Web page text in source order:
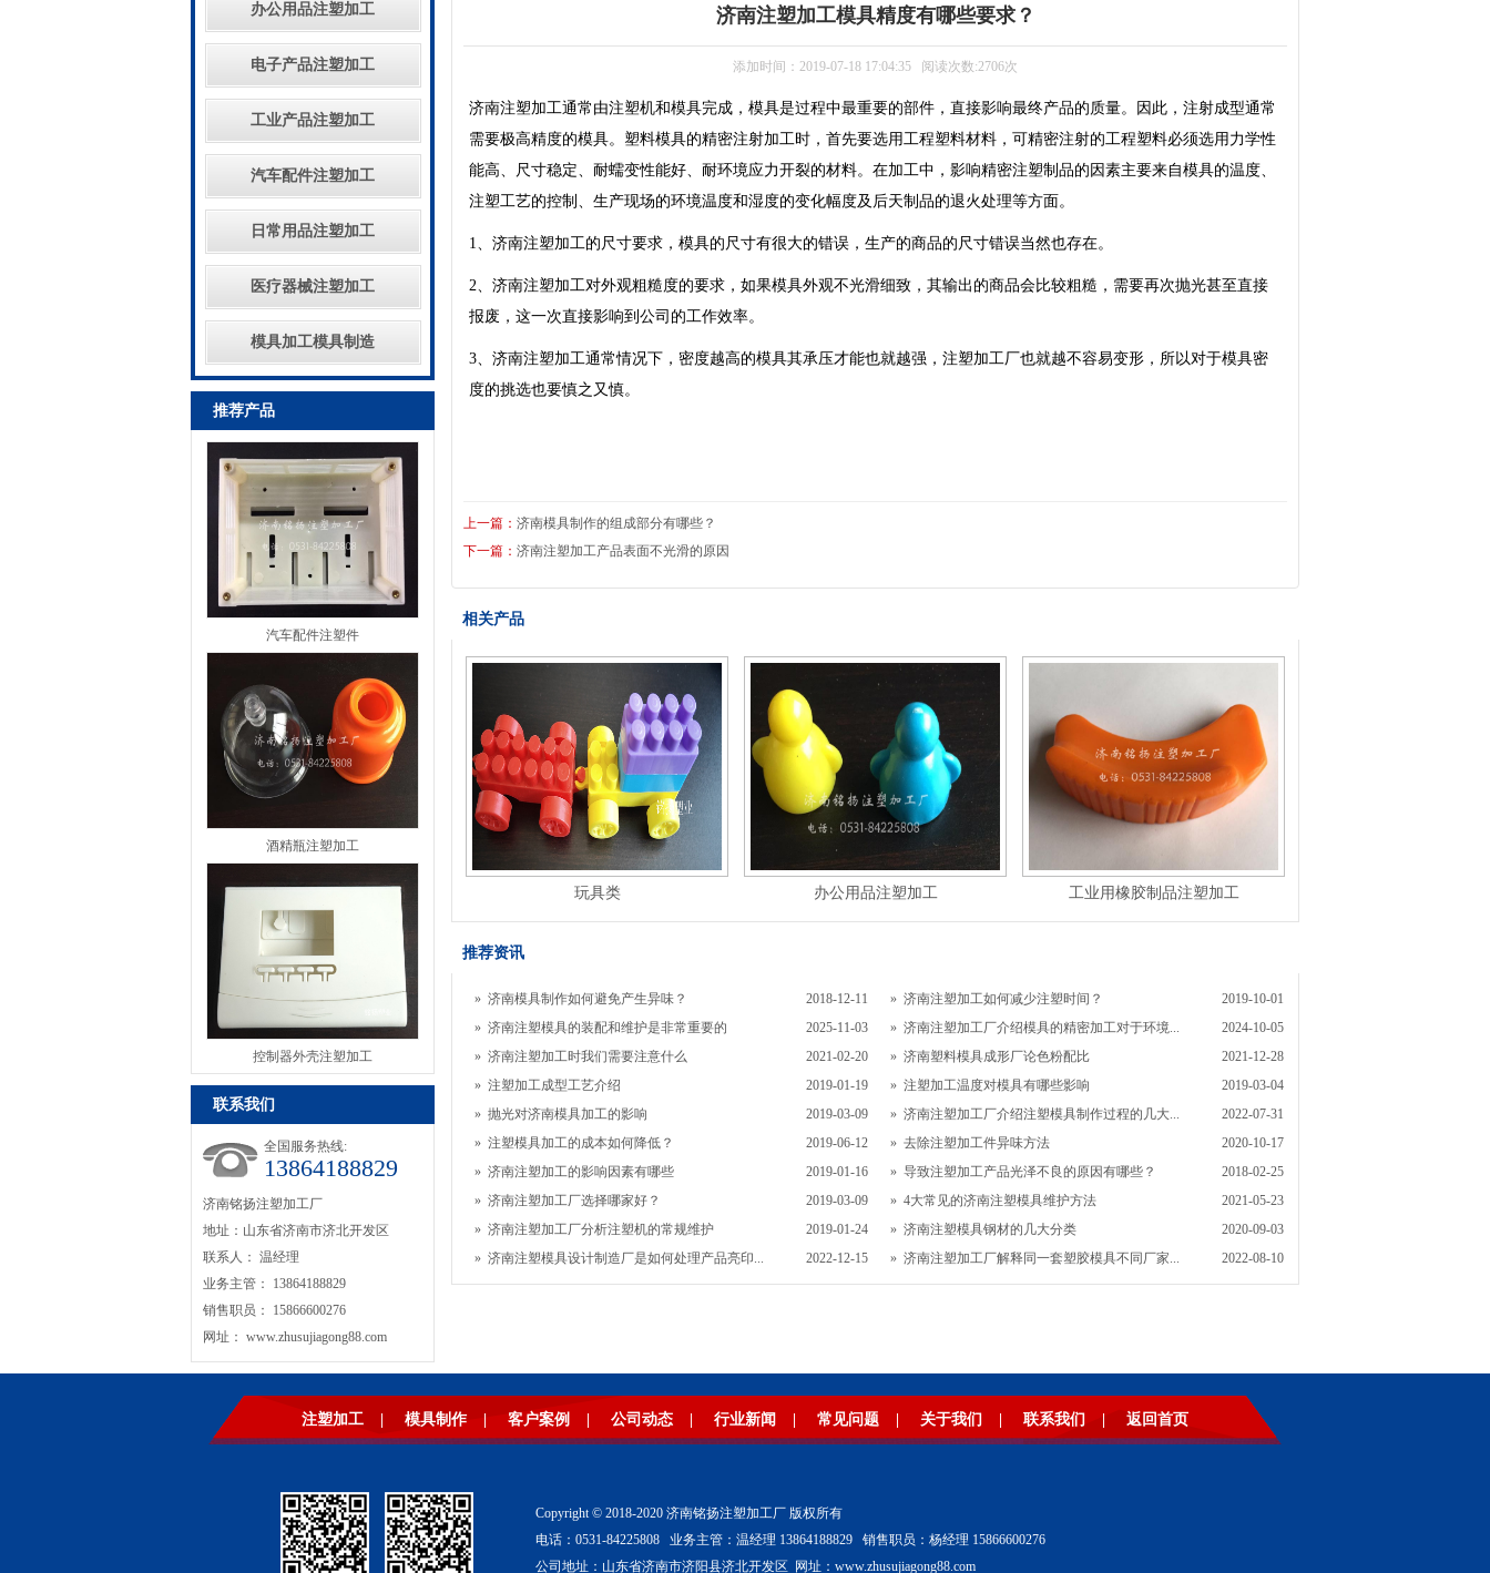
办公用品注塑加工
电子产品注塑加工
工业产品注塑加工
汽车配件注塑加工
日常用品注塑加工
医疗器械注塑加工
模具加工模具制造
推荐产品
汽车配件注塑件
酒精瓶注塑加工
控制器外壳注塑加工
联系我们
全国服务热线:
13864188829
济南铭扬注塑加工厂
地址：山东省济南市济北开发区
联系人： 温经理
业务主管： 13864188829
销售职员： 15866600276
网址： www.zhusujiagong88.com
济南注塑加工模具精度有哪些要求？
添加时间：2019-07-18 17:04:35 阅读次数:2706次
济南注塑加工通常由注塑机和模具完成，模具是过程中最重要的部件，直接影响最终产品的质量。因此，注射成型通常
需要极高精度的模具。塑料模具的精密注射加工时，首先要选用工程塑料材料，可精密注射的工程塑料必须选用力学性
能高、尺寸稳定、耐蠕变性能好、耐环境应力开裂的材料。在加工中，影响精密注塑制品的因素主要来自模具的温度、
注塑工艺的控制、生产现场的环境温度和湿度的变化幅度及后天制品的退火处理等方面。
1、济南注塑加工的尺寸要求，模具的尺寸有很大的错误，生产的商品的尺寸错误当然也存在。
2、济南注塑加工对外观粗糙度的要求，如果模具外观不光滑细致，其输出的商品会比较粗糙，需要再次抛光甚至直接
报废，这一次直接影响到公司的工作效率。
3、济南注塑加工通常情况下，密度越高的模具其承压才能也就越强，注塑加工厂也就越不容易变形，所以对于模具密
度的挑选也要慎之又慎。
上一篇： 济南模具制作的组成部分有哪些？
下一篇： 济南注塑加工产品表面不光滑的原因
相关产品
玩具类 办公用品注塑加工 工业用橡胶制品注塑加工
推荐资讯
2018-12-11
» 济南模具制作如何避免产生异味？ 2019-10-01
» 济南注塑加工如何减少注塑时间？
2025-11-03
» 济南注塑模具的装配和维护是非常重要的 2024-10-05
» 济南注塑加工厂介绍模具的精密加工对于环境...
2021-02-20
» 济南注塑加工时我们需要注意什么 2021-12-28
» 济南塑料模具成形厂论色粉配比
2019-01-19
» 注塑加工成型工艺介绍 2019-03-04
» 注塑加工温度对模具有哪些影响
2019-03-09
» 抛光对济南模具加工的影响 2022-07-31
» 济南注塑加工厂介绍注塑模具制作过程的几大...
2019-06-12
» 注塑模具加工的成本如何降低？ 2020-10-17
» 去除注塑加工件异味方法
2019-01-16
» 济南注塑加工的影响因素有哪些 2018-02-25
» 导致注塑加工产品光泽不良的原因有哪些？
2019-03-09
» 济南注塑加工厂选择哪家好？ 2021-05-23
» 4大常见的济南注塑模具维护方法
2019-01-24
» 济南注塑加工厂分析注塑机的常规维护 2020-09-03
» 济南注塑模具钢材的几大分类
2022-12-15
» 济南注塑模具设计制造厂是如何处理产品亮印... 2022-08-10
» 济南注塑加工厂解释同一套塑胶模具不同厂家...
注塑加工 模具制作 客户案例 公司动态 行业新闻 常见问题 关于我们 联系我们 返回首页
Copyright © 2018-2020 济南铭扬注塑加工厂 版权所有
电话：0531-84225808 业务主管：温经理 13864188829 销售职员：杨经理 15866600276
公司地址：山东省济南市济阳县济北开发区 网址：www.zhusujiagong88.com